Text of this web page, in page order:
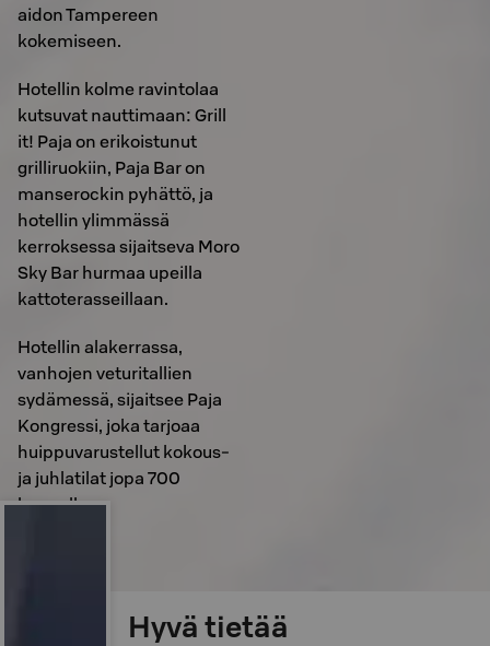
aidon Tampereen
kokemiseen.
Hotellin kolme ravintolaa
kutsuvat nauttimaan: Grill
it! Paja on erikoistunut
grilliruokiin, Paja Bar on
manserockin pyhättö, ja
hotellin ylimmässä
kerroksessa sijaitseva Moro
Sky Bar hurmaa upeilla
kattoterasseillaan.
Hotellin alakerrassa,
vanhojen veturitallien
sydämessä, sijaitsee Paja
Kongressi, joka tarjoaa
huippuvarustellut kokous-
ja juhlatilat jopa 700
hengelle.
Hyvä tietää